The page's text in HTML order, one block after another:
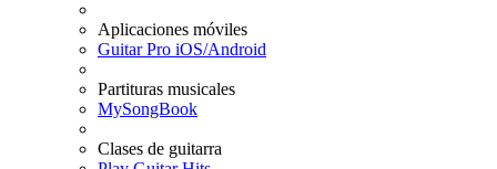
Aplicaciones móviles
Guitar Pro iOS/Android
Partituras musicales
MySongBook
Clases de guitarra